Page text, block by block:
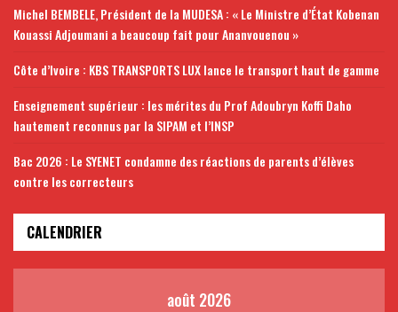
Michel BEMBELE, Président de la MUDESA : « Le Ministre d’État Kobenan
Kouassi Adjoumani a beaucoup fait pour Ananvouenou »
Côte d’Ivoire : KBS TRANSPORTS LUX lance le transport haut de gamme
Enseignement supérieur : les mérites du Prof Adoubryn Koffi Daho
hautement reconnus par la SIPAM et l’INSP
Bac 2026 : Le SYENET condamne des réactions de parents d’élèves
contre les correcteurs
CALENDRIER
août 2026